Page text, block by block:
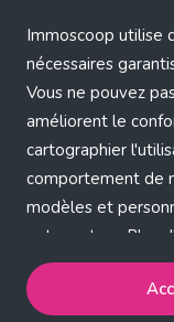
Immoscoop utilise
nécessaires
Vous ne pouvez
améliorent le
cartographier
comportement de
modèles et
entre autres. Plus
Cliquez sur
Notre politique de
Application error: a
browser console for